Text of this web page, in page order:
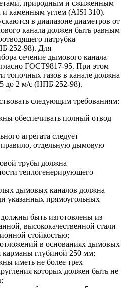
природным и сжиженным
и каменным углем (AISI 310).
в диапазоне диаметров от
канала должен быть равным
патрубка
252-98). Для
сечение дымового канала
ГОСТ9817-95. При этом
топочных газов в канале должна
до 2 м/с (НПБ 252-98).
следующим требованиям:
обеспечивать полный отвод
агрегата следует
правило, отдельную дымовую
трубы должна
теплогенерирующего
дымовых каналов должна
указанных прямоугольных
быть изготовлены из
высококачественной стали
стойкостью;
в основаниях дымовых
карманы глубиной 250 мм;
иметь не более трех
которых должен быть не